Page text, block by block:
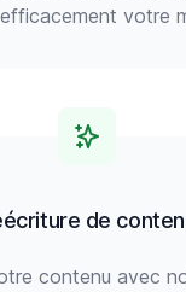
votre
de
contenu avec